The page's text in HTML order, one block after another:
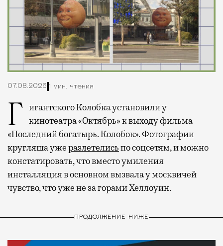
07.08.2026 1 мин. чтения
Гигантского Колобка установили у кинотеатра «Октябрь» к выходу фильма
«Последний богатырь. Колобок». Фотографии
кругляша ужеразлетелисьпо соцсетям, и можно
констатировать, что вместо умиления
инсталляция в основном вызвала у москвичей
чувство, что уже не за горами Хеллоуин.
ПРОДОЛЖЕНИЕ НИЖЕ